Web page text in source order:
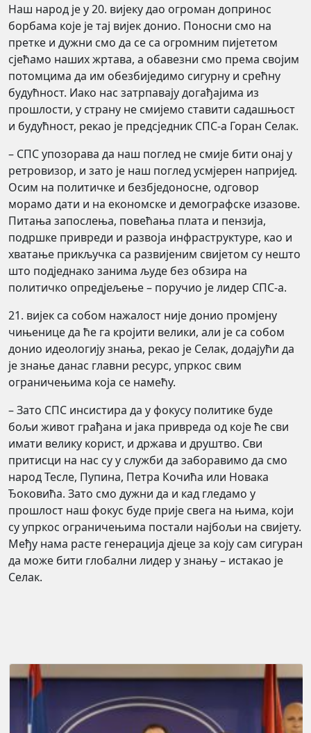
Наш народ је у 20. вијеку дао огроман допринос
борбама које је тај вијек донио. Поносни смо на
претке и дужни смо да се са огромним пијететом
сјећамо наших жртава, а обавезни смо према својим
потомцима да им обезбиједимо сигурну и срећну
будућност. Иако нас затрпавају догађајима из
прошлости, у страну не смијемо ставити садашњост
и будућност, рекао је предсједник СПС-а Горан Селак.
– СПС упозорава да наш поглед не смије бити онај у
ретровизор, и зато је наш поглед усмјерен напријед.
Осим на политичке и безбједоносне, одговор
морамо дати и на економске и демографске изазове.
Питања запослења, повећања плата и пензија,
подршке привреди и развоја инфраструктуре, као и
хватање прикључка са развијеним свијетом су нешто
што подједнако занима људе без обзира на
политичко опредјељење – поручио је лидер СПС-а.
21. вијек са собом нажалост није донио промјену
чињенице да ће га кројити велики, али је са собом
донио идеологију знања, рекао је Селак, додајући да
је знање данас главни ресурс, упркос свим
ограничењима која се намећу.
– Зато СПС инсистира да у фокусу политике буде
бољи живот грађана и јака привреда од које ће сви
имати велику корист, и држава и друштво. Сви
притисци на нас су у служби да заборавимо да смо
народ Тесле, Пупина, Петра Кочића или Новака
Ђоковића. Зато смо дужни да и кад гледамо у
прошлост наш фокус буде прије свега на њима, који
су упркос ограничењима постали најбољи на свијету.
Међу нама расте генерација дјеце за коју сам сигуран
да може бити глобални лидер у знању – истакао је
Селак.